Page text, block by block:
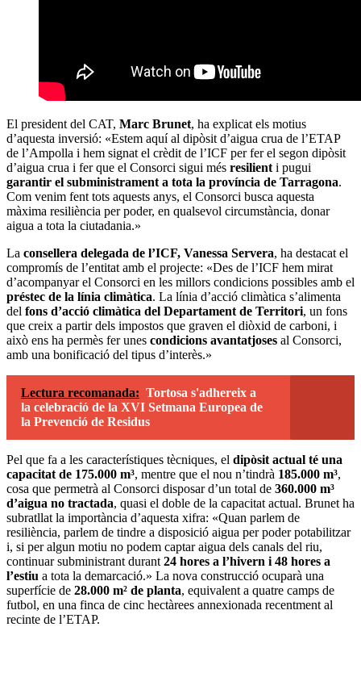
El president del CAT, Marc Brunet, ha explicat els motius
d’aquesta inversió: «Estem aquí al dipòsit d’aigua crua de l’ETAP
de l’Ampolla i hem signat el crèdit de l’ICF per fer el segon dipòsit
d’aigua crua i fer que el Consorci sigui més resilient i pugui
garantir el subministrament a tota la província de Tarragona.
Com venim fent tots aquests anys, el Consorci busca aquesta
màxima resiliència per poder, en qualsevol circumstància, donar
aigua a tota la ciutadania.»
La consellera delegada de l’ICF, Vanessa Servera, ha destacat el
compromís de l’entitat amb el projecte: «Des de l’ICF hem mirat
d’acompanyar el Consorci en les millors condicions possibles amb el
préstec de la línia climàtica. La línia d’acció climàtica s’alimenta
del fons d’acció climàtica del Departament de Territori, un fons
que creix a partir dels impostos que graven el diòxid de carboni, i
això ens ha permès fer unes condicions avantatjoses al Consorci,
amb una bonificació del tipus d’interès.»
Lectura recomanada: Tortosa s'adhereix a
la celebració de la XVI Setmana Europea de
la Prevenció de Residus
Pel que fa a les característiques tècniques, el dipòsit actual té una
capacitat de 175.000 m³, mentre que el nou n’tindrà 185.000 m³,
cosa que permetrà al Consorci disposar d’un total de 360.000 m³
d’aigua no tractada, quasi el doble de la capacitat actual. Brunet ha
subratllat la importància d’aquesta xifra: «Quan parlem de
resiliència, parlem de tindre a disposició aigua per poder potabilitzar
i, si per algun motiu no podem captar aigua dels canals del riu,
continuar subministrant durant 24 hores a l’hivern i 48 hores a
l’estiu a tota la demarcació.» La nova construcció ocuparà una
superfície de 28.000 m² de planta, equivalent a quatre camps de
futbol, en una finca de cinc hectàrees annexionada recentment al
recinte de l’ETAP.